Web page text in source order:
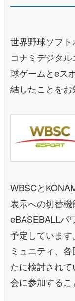
世界野球ソフ
コナミデジタ
球ゲームとeス
結したことをお
WBSCと
表示への切替
eBASEBALLパ
予定していま
ミュニティ、
たに検討され
会に参加するこ